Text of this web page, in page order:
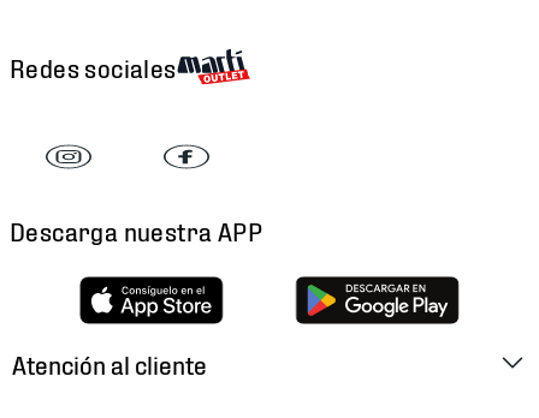
Redes sociales
Descarga nuestra APP
Atención al cliente